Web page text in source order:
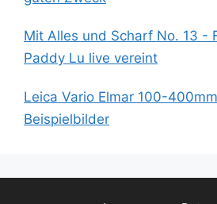
Mit Alles und Scharf No. 13 -
Paddy Lu live vereint
Leica Vario Elmar 100-
Beispielbilder